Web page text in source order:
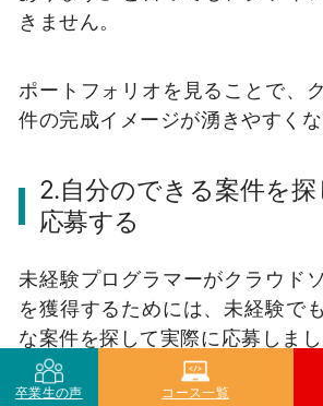
きません。
ポートフォリオを見ることで、
件の完成イメージが湧きやすくな
2.自分のできる案件を
応募する
未経験プログラマーがクラウド
を獲得するためには、未経験で
な案件を探して実際に応募しまし
卒業生の声 コース一覧